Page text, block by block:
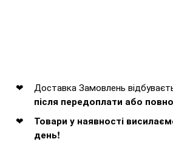
Доставка Замовлень
після передоплати або
Товари у наявності
день!